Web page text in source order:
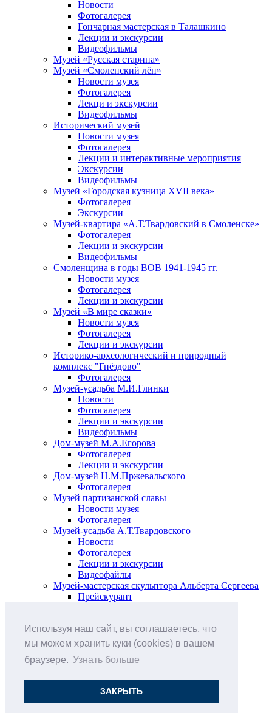
Используя наш сайт, вы соглашаетесь, что
мы можем хранить куки (cookies) в вашем
браузере. Узнать больше
ЗАКРЫТЬ
Новости
Фотогалерея
Гончарная мастерская в Талашкино
Лекции и экскурсии
Видеофильмы
Музей «Русская старина»
Музей «Смоленский лён»
Новости музея
Фотогалерея
Лекци и экскурсии
Видеофильмы
Исторический музей
Новости музея
Фотогалерея
Лекции и интерактивные мероприятия
Экскурсии
Видеофильмы
Музей «Городская кузница XVII века»
Фотогалерея
Экскурсии
Музей-квартира «А.Т.Твардовский в Смоленске»
Фотогалерея
Лекции и экскурсии
Видеофильмы
Смоленщина в годы ВОВ 1941-1945 гг.
Новости музея
Фотогалерея
Лекции и экскурсии
Музей «В мире сказки»
Новости музея
Фотогалерея
Лекции и экскурсии
Историко-археологический и природный
комплекс "Гнёздово"
Фотогалерея
Музей-усадьба М.И.Глинки
Новости
Фотогалерея
Лекции и экскурсии
Видеофильмы
Дом-музей М.А.Егорова
Фотогалерея
Лекции и экскурсии
Дом-музей Н.М.Пржевальского
Фотогалерея
Музей партизанской славы
Новости музея
Фотогалерея
Музей-усадьба А.Т.Твардовского
Новости
Фотогалерея
Лекции и экскурсии
Видеофайлы
Музей-мастерская скульптора Альберта Сергеева
Прейскурант
Анонс мероприятий
Виртуальные выставки
О музее
Друзья музея
Наши цены